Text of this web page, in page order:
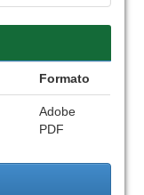
Formato
Adobe
PDF